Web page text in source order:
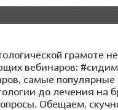
грамоте
вебинаров:
самые
до лечения на
Обещаем,